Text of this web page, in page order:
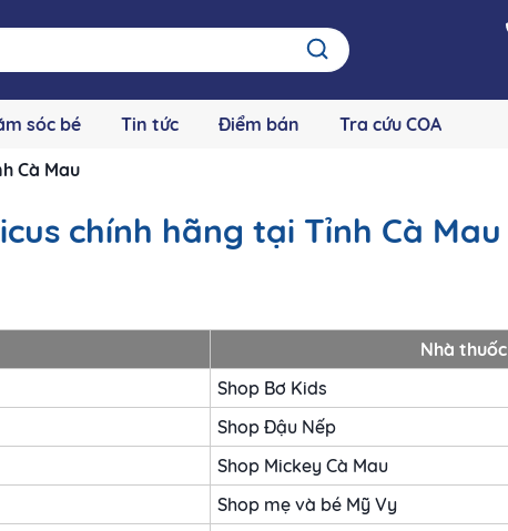
sóc bé Tin tức Điểm bán Tra cứu COA
Cà Mau
chính hãng tại Tỉnh Cà Mau
Nhà thuốc
Shop Bơ Kids
Shop Đậu Nếp
Shop Mickey Cà Mau
Shop mẹ và bé Mỹ Vy